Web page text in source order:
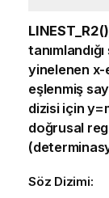
LINEST_R2()
yinelenen x-
eşlenmiş
dizisi için
doğrusal
Söz Dizimi: